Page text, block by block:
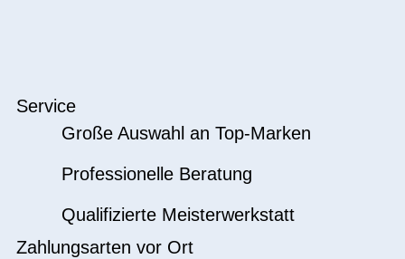
Service
Große Auswahl an Top-Marken
Professionelle Beratung
Qualifizierte Meisterwerkstatt
Zahlungsarten vor Ort